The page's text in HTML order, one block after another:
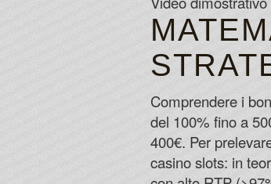
Comprendere i
del 100% fino a
400€. Per
casino slots: in